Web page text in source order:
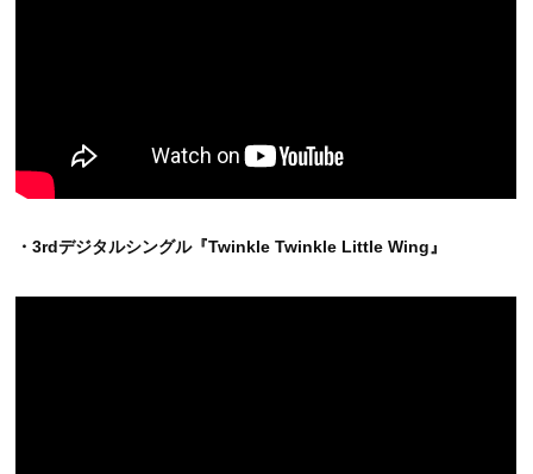
・3rdデジタルシングル『Twinkle Twinkle Little Wing』